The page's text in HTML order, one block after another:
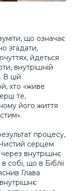
що означає
згадати,
йдеться
внутрішній
В цій
хто «живе
те,
його життя
процесу,
серцем
внутрішнє
собі, що в Біблії
Глава